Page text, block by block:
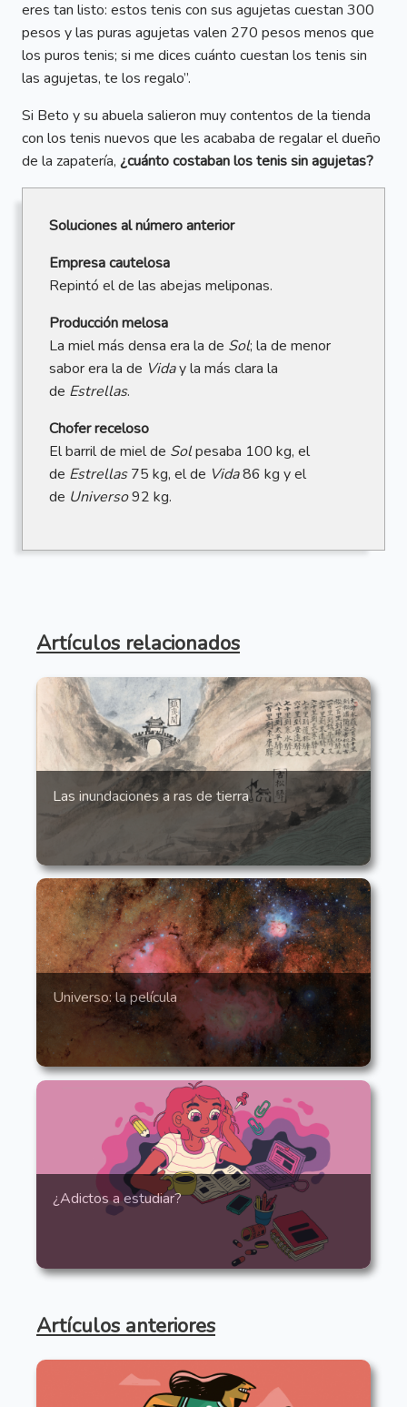
eres tan listo: estos tenis con sus agujetas cuestan 300
pesos y las puras agujetas valen 270 pesos menos que
los puros tenis; si me dices cuánto cuestan los tenis sin
las agujetas, te los regalo”.
Si Beto y su abuela salieron muy contentos de la tienda
con los tenis nuevos que les acababa de regalar el dueño
de la zapatería, ¿cuánto costaban los tenis sin agujetas?
Soluciones al número anterior
Empresa cautelosa
Repintó el de las abejas meliponas.
Producción melosa
La miel más densa era la de Sol; la de menor
sabor era la de Viday la más clara la
de Estrellas.
Chofer receloso
El barril de miel de Solpesaba 100 kg, el
de Estrellas75 kg, el de Vida86 kg y el
de Universo92 kg.
Artículos relacionados
Las inundaciones a ras de tierra
Universo: la película
¿Adictos a estudiar?
Artículos anteriores